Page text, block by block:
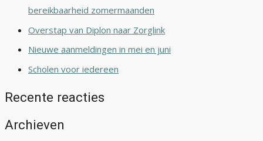
bereikbaarheid zomermaanden
Overstap van Diplon naar Zorglink
Nieuwe aanmeldingen in mei en juni
Scholen voor iedereen
Recente reacties
Archieven